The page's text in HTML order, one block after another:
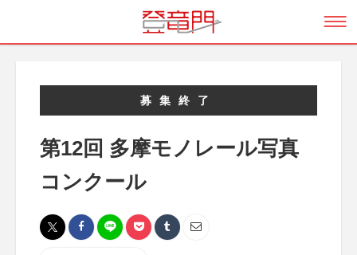
募集終了
第12回 多摩モノレール写真
コンクール